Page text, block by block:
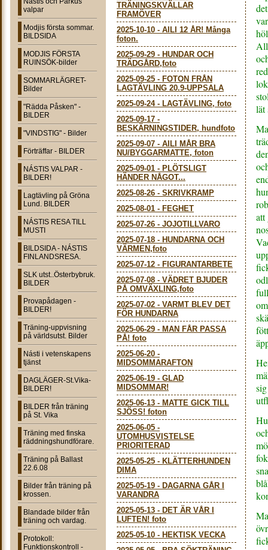
valpar
Modjis första sommar.
BILDSIDA
MODJIS FÖRSTA
RUINSÖK-bilder
SOMMARLÄGRET-
Bilder
"Rädda Påsken" -
BILDER
"VINDSTIG" - Bilder
Förträffar - BILDER
NÁSTIS VALPAR -
BILDER!
Lagtävling på Gröna
Lund. BILDER
NÁSTIS RESA TILL
MUSTI
BILDSIDA - NÁSTIS
FINLANDSRESA.
SLK utst..Österbybruk.
BILDER
Provapådagen -
BILDER!
Träning-uppvisning
på världsutst. Bilder
Násti i vetenskapens
tjänst
DAGLÄGER-St.Vika-
BILDER!
BILDER från träning
på St. Vika
Träning med finska
räddningshundförare.
Träning på Ballast
22.6.08
Bilder från träning på
krossen.
Blandade bilder från
träning och vardag.
Protokoll:
Funktionskontroll -
TRÄNINGSKVÄLLAR
FRAMÖVER
2025-10-10 - AILI 12 ÅR! Många
foton.
2025-09-29 - HUNDAR OCH
TRÄDGÅRD,foto
2025-09-25 - FOTON FRÅN
LAGTÄVLING 20.9-UPPSALA
2025-09-24- LAGTÄVLING, foto
2025-09-17 -
BESKÄRNINGSTIDER, hundfoto
2025-09-07 - AILI MÅR BRA
NU/BYGGARMATTE, foton
2025-09-01 - PLÖTSLIGT
HÄNDER NÅGOT...
2025-08-26 - SKRIVKRAMP
2025-08-01 - FEGHET
2025-07-26 - JOJOTILLVARO
2025-07-18 - HUNDARNA OCH
VÄRMEN,foto
2025-07-12 - FIGURANTARBETE
2025-07-08 - VÄDRET BJUDER
PÅ OMVÄXLING,foto
2025-07-02 - VARMT BLEV DET
FÖR HUNDARNA
2025-06-29 - MAN FÅR PASSA
PÅ! foto
2025-06-20 -
MIDSOMMARAFTON
2025-06-19 - GLAD
MIDSOMMAR!
2025-06-13 - MATTE GICK TILL
SJÖSS! foton
2025-06-05 -
UTOMHUSVISTELSE
PRIORITERAD
2025-05-25 - KLÄTTERHUNDEN
DIMA
2025-05-19 - DAGARNA GÅR I
VARANDRA
2025-05-13 - DET ÄR VÅR I
LUFTEN! foto
2025-05-10 - HEKTISK VECKA
lät
att